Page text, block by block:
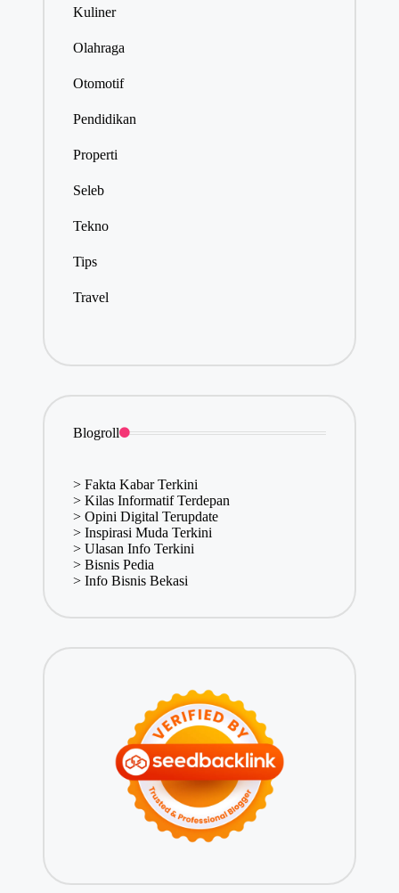
Kuliner
Olahraga
Otomotif
Pendidikan
Properti
Seleb
Tekno
Tips
Travel
Blogroll
> Fakta Kabar Terkini
> Kilas Informatif Terdepan
> Opini Digital Terupdate
> Inspirasi Muda Terkini
> Ulasan Info Terkini
> Bisnis Pedia
> Info Bisnis Bekasi